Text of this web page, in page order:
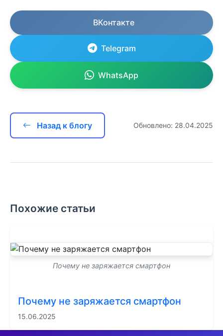
ВКонтакте
Telegram
WhatsApp
Назад к блогу Обновлено: 28.04.2025
Похожие статьи
Почему не заряжается смартфон
Почему не заряжается смартфон
15.06.2025